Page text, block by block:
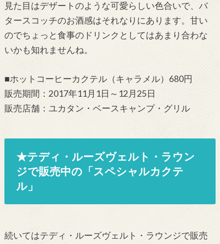
見た目はデザートのような可愛らしい色合いで、バ
タースコッチのお酒感はそれなりにあります。甘い
のでちょっと食事のドリンクとしてはあまり合わな
いかも知れませんね。
■ホットコーヒーカクテル（キャラメル）680円
販売期間：2017年11月1日～12月25日
販売店舗：ユカタン・ベースキャンプ・グリル
★テディ・ルーズヴェルト・ラウン
ジで販売中の「スペシャルカクテ
ル」
続いてはテディ・ルーズヴェルト・ラウンジで販売